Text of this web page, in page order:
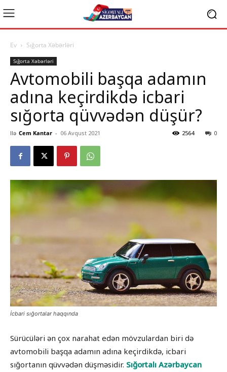
Ev Sığorta Xəbərləri
Sığorta Xəbərləri
Avtomobili başqa adamın
adına keçirdikdə icbari
sığorta qüvvədən düşür?
Ilə Cem Kantar - 06 Avqust 2021 0
2564
İcbari sığortalar haqqında
Sürücüləri ən çox narahat edən mövzulardan biri də
avtomobili başqa adamın adına keçirdikdə, icbari
sığortanın qüvvədən düşməsidir. Sığortalı Azərbaycan